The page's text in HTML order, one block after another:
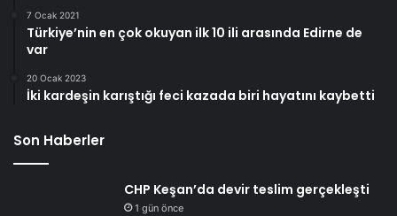
7 Ocak 2021
Türkiye’nin en çok okuyan ilk 10 ili arasında Edirne de
var
20 Ocak 2023
İki kardeşin karıştığı feci kazada biri hayatını kaybetti
Son Haberler
CHP Keşan’da devir teslim gerçekleşti
1 gün önce